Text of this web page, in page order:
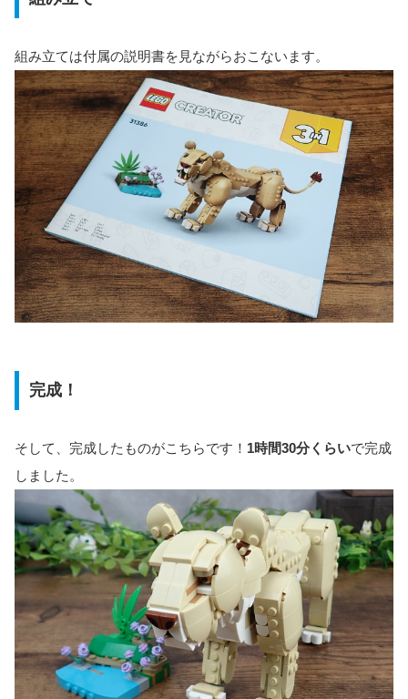
組み立ては付属の説明書を見ながらおこないます。
完成！
そして、完成したものがこちらです！ 1時間30分くらいで完成
しました。